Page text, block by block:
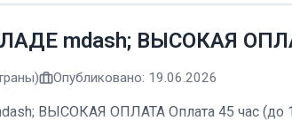
mdash; ВЫСОКАЯ
Опубликовано: 19.06.2026
ВЫСОКАЯ ОПЛАТА Оплата 45 час (до